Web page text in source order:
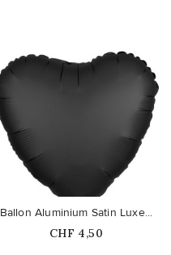
favorite_border
Ballon Aluminium Satin Luxe...
Prix
CHF 4,50